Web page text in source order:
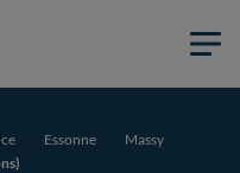
Essonne
Massy